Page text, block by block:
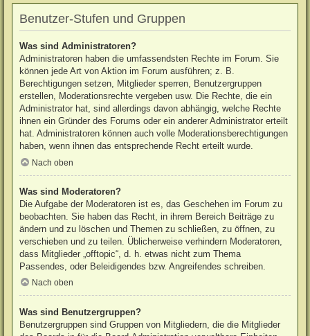
Benutzer-Stufen und Gruppen
Was sind Administratoren?
Administratoren haben die umfassendsten Rechte im Forum. Sie
können jede Art von Aktion im Forum ausführen; z. B.
Berechtigungen setzen, Mitglieder sperren, Benutzergruppen
erstellen, Moderationsrechte vergeben usw. Die Rechte, die ein
Administrator hat, sind allerdings davon abhängig, welche Rechte
ihnen ein Gründer des Forums oder ein anderer Administrator erteilt
hat. Administratoren können auch volle Moderationsberechtigungen
haben, wenn ihnen das entsprechende Recht erteilt wurde.
Nach oben
Was sind Moderatoren?
Die Aufgabe der Moderatoren ist es, das Geschehen im Forum zu
beobachten. Sie haben das Recht, in ihrem Bereich Beiträge zu
ändern und zu löschen und Themen zu schließen, zu öffnen, zu
verschieben und zu teilen. Üblicherweise verhindern Moderatoren,
dass Mitglieder „offtopic“, d. h. etwas nicht zum Thema
Passendes, oder Beleidigendes bzw. Angreifendes schreiben.
Nach oben
Was sind Benutzergruppen?
Benutzergruppen sind Gruppen von Mitgliedern, die die Mitglieder